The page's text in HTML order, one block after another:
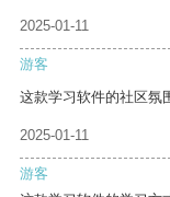
2025-01-11
游客
这款学习软件的社区氛
2025-01-11
游客